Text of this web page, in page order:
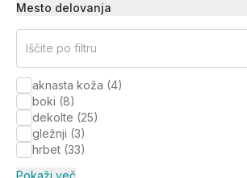
Mesto delovanja
Iščite po filtru
aknasta koža (4)
boki (8)
dekolte (25)
gležnji (3)
hrbet (33)
Pokaži več